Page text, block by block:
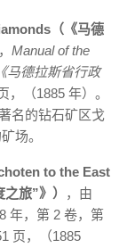
（《马德
Manual of the
马德拉斯省行政
，（1885 年）。
名的钻石矿区戈
场。
to the East
旅”》）
，由
年，第 2 卷，第
页，（1885